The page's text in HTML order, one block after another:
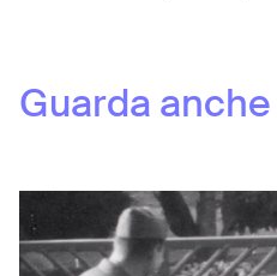
Guarda anche